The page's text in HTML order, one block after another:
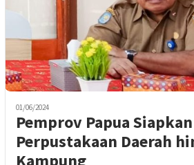
01/06/2024
Pemprov Papua
Perpustakaan Daerah
Kampung